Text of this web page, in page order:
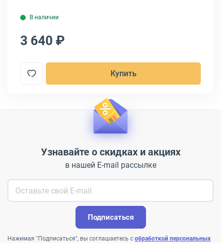
В наличии
3 640 ₽
Купить
Узнавайте о скидках и акциях
в нашей E-mail рассылке
Подписаться
Нажимая "Подписаться", вы соглашаетесь с обработкой персональных